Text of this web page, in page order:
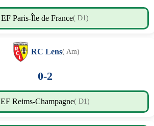
EF Paris-Île de France( D1)
RC Lens( Am)
0-2
EF Reims-Champagne( D1)